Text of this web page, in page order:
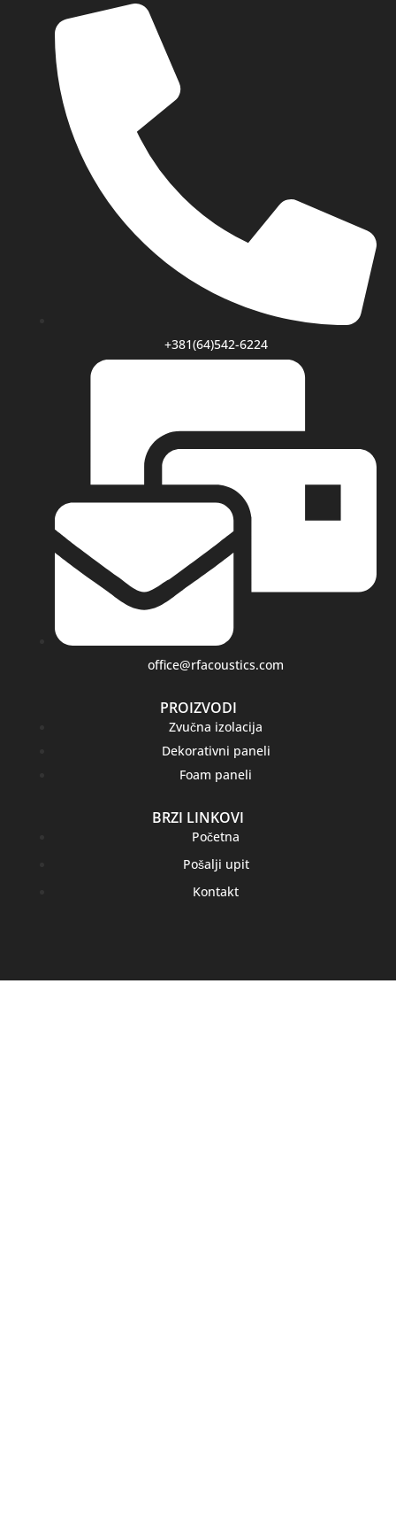
+381(64)542-6224
office@rfacoustics.com
PROIZVODI
Zvučna izolacija
Dekorativni paneli
Foam paneli
BRZI LINKOVI
Početna
Pošalji upit
Kontakt